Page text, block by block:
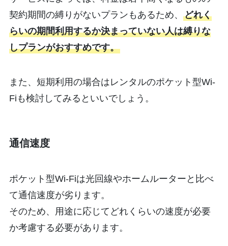
契約期間の縛りがないプランもあるため、 どれく
らいの期間利用するか決まっていない人は縛りな
しプランがおすすめです。
また、短期利用の場合はレンタルのポケット型Wi-
Fiも検討してみるといいでしょう。
通信速度
ポケット型Wi-Fiは光回線やホームルーターと比べ
て通信速度が劣ります。
そのため、用途に応じてどれくらいの速度が必要
か考慮する必要があります。